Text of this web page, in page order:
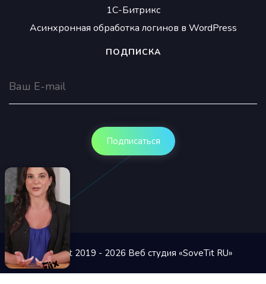
1С-Битрикс
Асинхронная обработка логинов в WordPress
ПОДПИСКА
Copyright 2019 - 2026 Веб студия «SoveTit RU»